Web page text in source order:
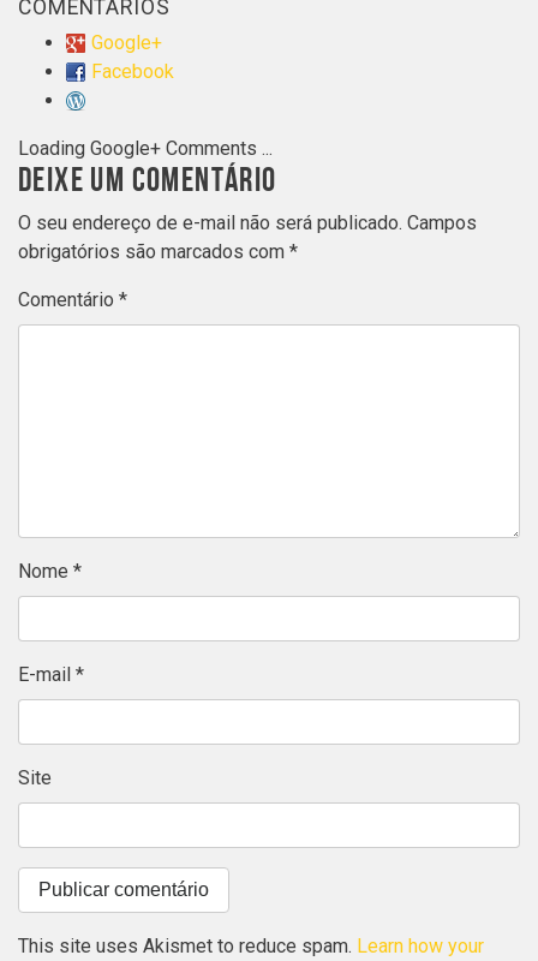
COMENTÁRIOS
Google+
Facebook
Loading Google+ Comments ...
DEIXE UM COMENTÁRIO
O seu endereço de e-mail não será publicado. Campos
obrigatórios são marcados com *
Comentário *
Nome *
E-mail *
Site
This site uses Akismet to reduce spam. Learn how your